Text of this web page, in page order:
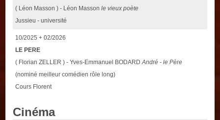
( Léon Masson ) - Léon Massonle vieux poète
Jussieu - université
10/2025 + 02/2026
LE PERE
( Florian ZELLER ) - Yves-Emmanuel BODARDAndré - le Père
(nominé meilleur comédien rôle long)
Cours Florent
Cinéma